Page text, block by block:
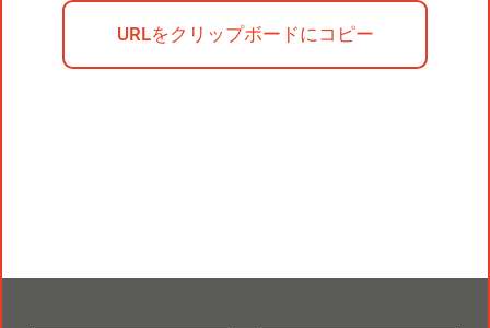
URLをクリップボードにコピー